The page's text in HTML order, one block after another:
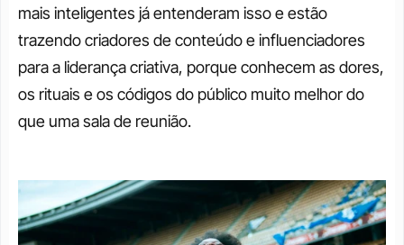
mais inteligentes já entenderam isso e estão
trazendo criadores de conteúdo e influenciadores
para a liderança criativa, porque conhecem as dores,
os rituais e os códigos do público muito melhor do
que uma sala de reunião.